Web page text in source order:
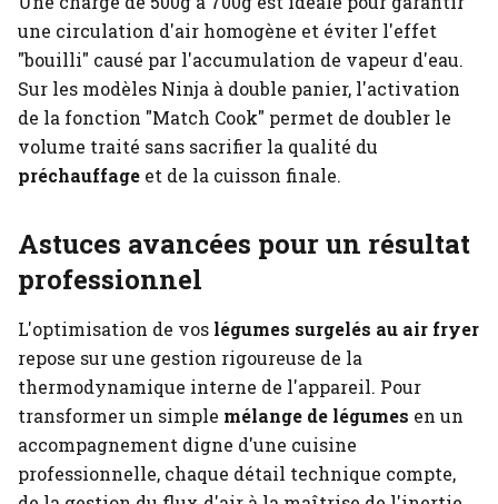
une circulation d'air homogène et éviter l'effet
"bouilli" causé par l'accumulation de vapeur d'eau.
Sur les modèles Ninja à double panier, l'activation
de la fonction "Match Cook" permet de doubler le
volume traité sans sacrifier la qualité du
préchauffage et de la cuisson finale.
Astuces avancées pour un résultat
professionnel
L'optimisation de vos légumes surgelés au air fryer
repose sur une gestion rigoureuse de la
thermodynamique interne de l'appareil. Pour
transformer un simple mélange de légumes en un
accompagnement digne d'une cuisine
professionnelle, chaque détail technique compte,